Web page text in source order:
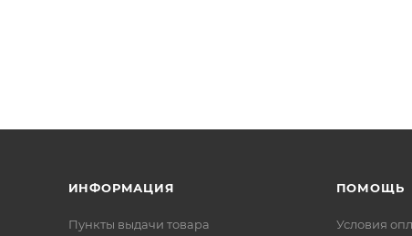
ИНФОРМАЦИЯ
Пункты выдачи товара
ПОМОЩЬ
Условия